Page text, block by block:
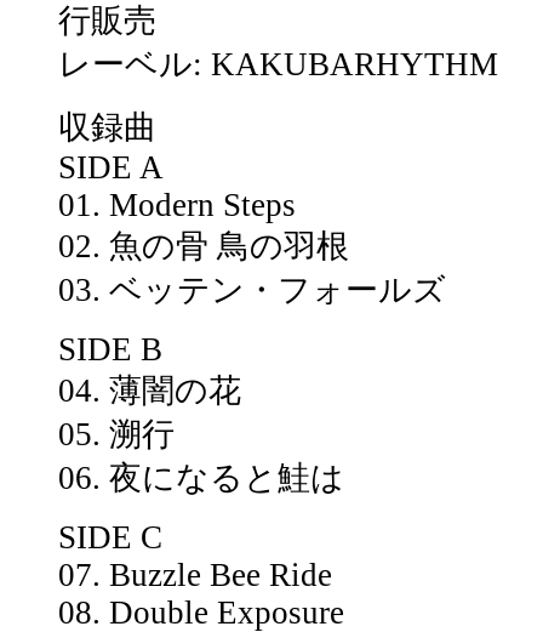
行販売
レーベル: KAKUBARHYTHM
収録曲
SIDE A
01. Modern Steps
02. 魚の骨 鳥の羽根
03. ベッテン・フォールズ
SIDE B
04. 薄闇の花
05. 溯行
06. 夜になると鮭は
SIDE C
07. Buzzle Bee Ride
08. Double Exposure